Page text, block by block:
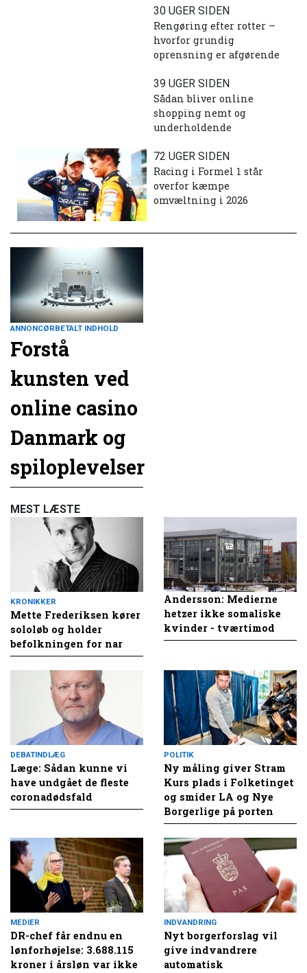
30 UGER SIDEN
Rengøring efter rotter –
hvorfor grundig
oprensning er afgørende
39 UGER SIDEN
Sådan bliver online
shopping nemt og
underholdende
72 UGER SIDEN
Racing i Formel 1 står
overfor kæmpe
omvæltning i 2026
ANNONCØRBETALT INDHOLD
Forstå
kunsten ved
online casino
Danmark og
spiloplevelser
MEST LÆSTE
KRONIKKER
Mette Frederiksen kører
sololøb og holder
befolkningen for nar
Andersson: Medierne
hetzer ikke somaliske
kvinder - tværtimod
DEBATINDLÆG
Læge: Sådan kunne vi
have undgået de fleste
coronadødsfald
POLITIK
Ny måling giver Stram
Kurs plads i Folketinget
og smider LA og Nye
Borgerlige på porten
MEDIER
DR-chef får endnu en
lønforhøjelse: 3.688.115
kroner i årsløn var ikke
INDVANDRING
Nyt borgerforslag vil
give indvandrere
automatisk